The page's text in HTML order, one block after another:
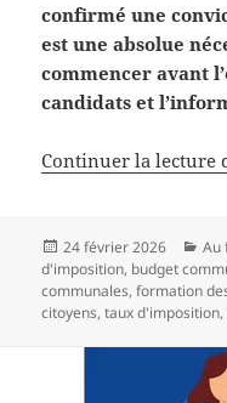
confirmé une
est une absolue
commencer avant
candidats et
Continuer la lecture
Publié
le
24 février 2026 Au
d'imposition, budget
communales,formation
citoyens,taux d'imposition,